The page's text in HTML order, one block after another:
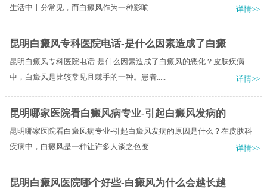
生活中十分常见，而白癜风作为一种影响.....
详情>>
昆明白癜风专科医院电话-是什么因素造成了白癜
昆明白癜风专科医院电话-是什么因素造成了白癜风的恶化？皮肤疾病
中，白癜风是比较常见且棘手的一种。患者.....
详情>>
昆明哪家医院看白癜风病专业-引起白癜风发病的
昆明哪家医院看白癜风病专业-引起白癜风发病的原因是什么？在皮肤科
疾病中，白癜风是一种让许多人谈之色变.....
详情>>
昆明白癜风医院哪个好些-白癜风为什么会越长越